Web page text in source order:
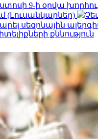
9-ի օրվա
(Լուսանկարներ)
սեզոնային
քննություն